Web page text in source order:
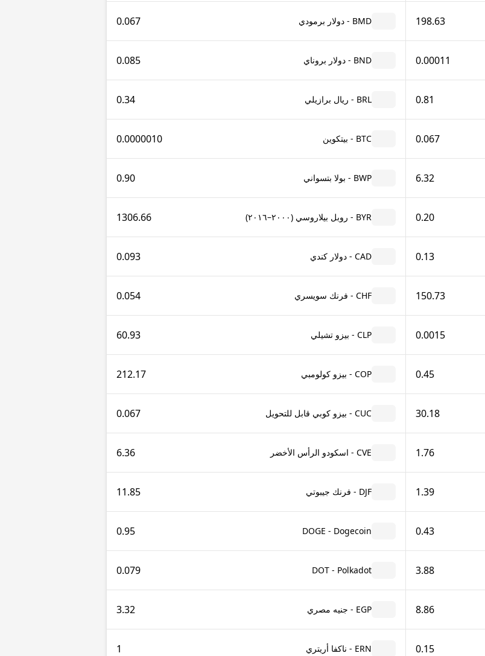
198.63 BMD - دولار برمودي 0.067
0.00011 BND - دولار بروناي 0.085
0.81 BRL - ريال برازيلي 0.34
0.067 BTC - بيتكوين 0.0000010
6.32 BWP - بولا بتسواني 0.90
0.20 BYR - روبل بيلاروسي (٢٠٠٠–٢٠١٦) 1306.66
0.13 CAD - دولار كندي 0.093
150.73 CHF - فرنك سويسري 0.054
0.0015 CLP - بيزو تشيلي 60.93
0.45 COP - بيزو كولومبي 212.17
30.18 CUC - بيزو كوبي قابل للتحويل 0.067
1.76 CVE - اسكودو الرأس الأخضر 6.36
1.39 DJF - فرنك جيبوتي 11.85
0.43
DOGE - Dogecoin
0.95
3.88
DOT - Polkadot
0.079
8.86 EGP - جنيه مصري 3.32
0.15 ERN - ناكفا أريتري 1